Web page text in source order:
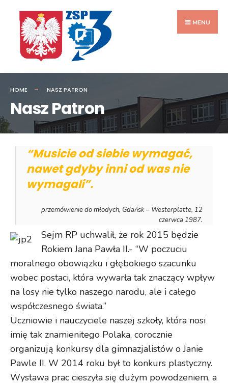
Przejdź
zawartości
MENU
HOME NASZ PATRON
Nasz Patron
“Musicie od siebie wymagać,
nawet gdyby inni od was nie
wymagali”.
przemówienie do młodych, Gdańsk – Westerplatte, 12
czerwca 1987.
Sejm RP uchwalił, że rok 2015 będzie
Rokiem Jana Pawła II.- “W poczuciu
moralnego obowiązku i głębokiego szacunku
wobec postaci, która wywarła tak znaczący wpływ
na losy nie tylko naszego narodu, ale i całego
współczesnego świata.”
Uczniowie i nauczyciele naszej szkoły, która nosi
imię tak znamienitego Polaka, corocznie
organizują konkursy dla gimnazjalistów o Janie
Pawle II. W 2014 roku był to konkurs plastyczny.
Wystawa prac cieszyła się dużym powodzeniem, a